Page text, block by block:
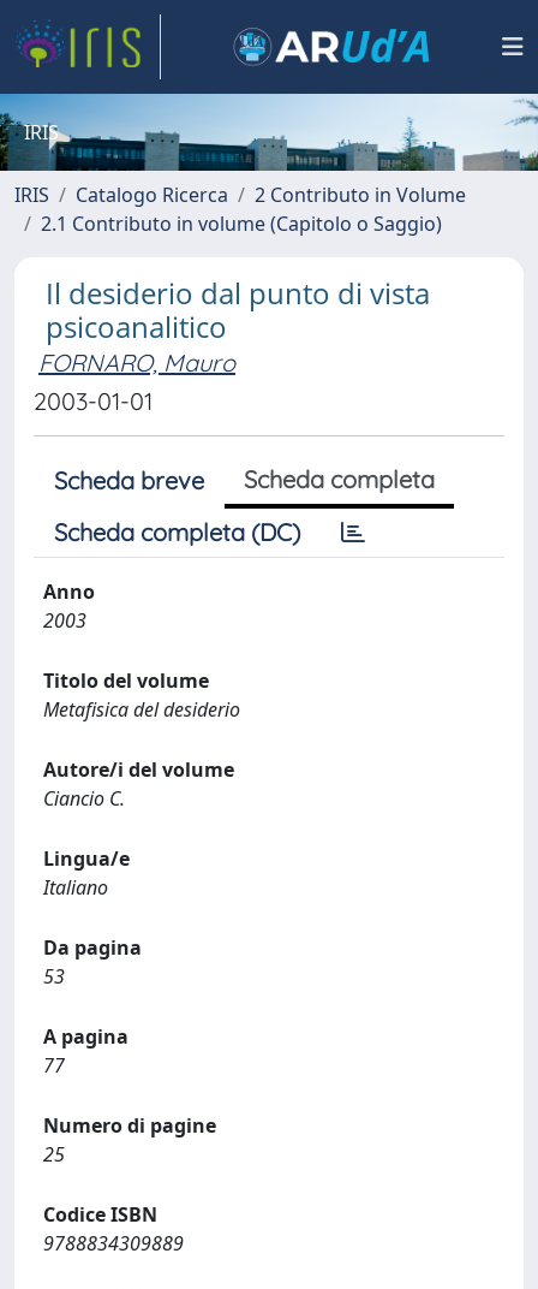
IRIS
IRIS Catalogo Ricerca
2 Contributo in Volume
2.1 Contributo in volume (Capitolo o Saggio)
Il desiderio dal punto di vista
psicoanalitico
FORNARO, Mauro
2003-01-01
Scheda breve
Scheda completa
Scheda completa (DC)
Anno
2003
Titolo del volume
Metafisica del desiderio
Autore/i del volume
Ciancio C.
Lingua/e
Italiano
Da pagina
53
A pagina
77
Numero di pagine
25
Codice ISBN
9788834309889